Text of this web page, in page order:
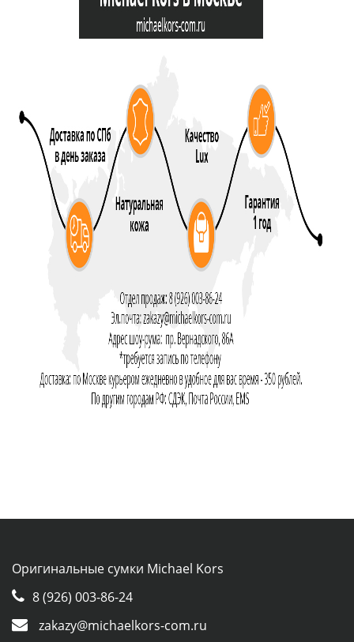
Оригинальные сумки Michael Kors
8 (926) 003-86-24
zakazy@michaelkors-com.ru